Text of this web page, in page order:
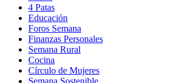
new
window
in
new
window
4 Patas
Educación
Foros Semana
Finanzas Personales
Semana Rural
Cocina
Círculo de Mujeres
Semana Sostenible